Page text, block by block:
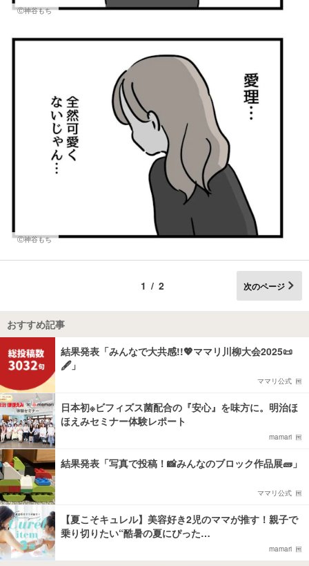
Ⓒ神谷もち
Ⓒ神谷もち
1/2 次のページ
おすすめ記事
結果発表「みんなで大共感!!💖ママリ川柳大会2025📜
🖋️」
ママリ公式
日本初※ビフィズス菌配合の『安心』を味方に。明治ほ
ほえみセミナー体験レポート
mamari
結果発表「写真で投稿！📸みんなのブロック作品展🧱」
ママリ公式
【夏こそキュレル】美容好き2児のママが推す！親子で
乗り切りたい“酷暑の夏にぴった…
mamari